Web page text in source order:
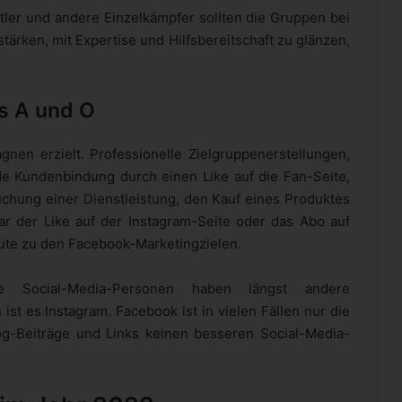
und andere Einzelkämpfer sollten die Gruppen bei
mit Expertise und Hilfsbereitschaft zu glänzen,
A und O
erzielt. Professionelle Zielgruppenerstellungen,
Kundenbindung durch einen Like auf die Fan-Seite,
einer Dienstleistung, den Kauf eines Produktes
der Like auf der Instagram-Seite oder das Abo auf
zu den Facebook-Marketingzielen.
Media-Personen haben längst andere
es Instagram. Facebook ist in vielen Fällen nur die
Beiträge und Links keinen besseren Social-Media-